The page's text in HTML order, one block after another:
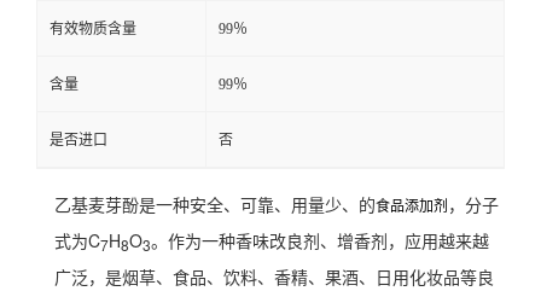
有效物质含量 99％
含量 99％
是否进口 否
乙基麦芽酚是一种安全、可靠、用量少、的食品添加剂 ，分子
式为C7H8O3。作为一种香味改良剂、增香剂，应用越来越
广泛，是烟草、食品、饮料、香精、果酒、日用化妆品等良